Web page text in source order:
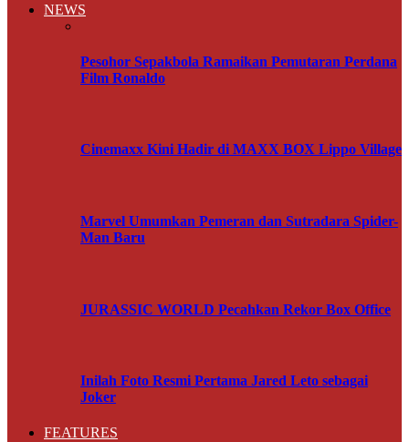
NEWS
Pesohor Sepakbola Ramaikan Pemutaran Perdana
Film Ronaldo
Cinemaxx Kini Hadir di MAXX BOX Lippo Village
Marvel Umumkan Pemeran dan Sutradara Spider-
Man Baru
JURASSIC WORLD Pecahkan Rekor Box Office
Inilah Foto Resmi Pertama Jared Leto sebagai
Joker
FEATURES